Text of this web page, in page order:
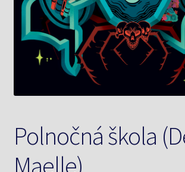
Polnočná škola
Maelle)